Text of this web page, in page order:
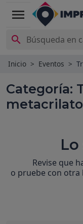
menu

Inicio Eventos
Categoría:
metacrilato
Revise que
o pruebe con otra